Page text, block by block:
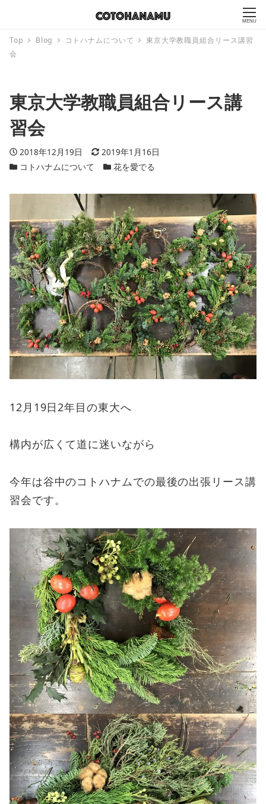
MENU
Top Blog コトハナムについて
東京大学教職員組合リース講習
会
東京大学教職員組合リース講
習会
投稿日
2018年12月19日 更新日
2019年1月16日
カテゴリー
コトハナムについて カテゴリー
花を愛でる
12月19日2年目の東大へ
構内が広くて道に迷いながら
今年は谷中のコトハナムでの最後の出張リース講
習会です。